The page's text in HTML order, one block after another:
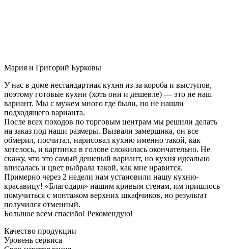
Мария и Григорий Бурковы
У нас в доме нестандартная кухня из-за короба и выступов,
поэтому готовые кухни (хоть они и дешевле) — это не наш
вариант. Мы с мужем много где были, но не нашли
подходящего варианта.
После всех походов по торговым центрам мы решили делать
на заказ под наши размеры. Вызвали замерщика, он все
обмерил, посчитал, нарисовал кухню именно такой, как
хотелось, и картинка в голове сложилась окончательно. Не
скажу, что это самый дешевый вариант, но кухня идеально
вписалась и цвет выбрала такой, как мне нравится.
Примерно через 2 недели нам установили нашу кухню-
красавицу! «Благодаря» нашим кривым стенам, им пришлось
помучиться с монтажом верхних шкафчиков, но результат
получился отменный.
Большое всем спасибо! Рекомендую!
Качество продукции
Уровень сервиса